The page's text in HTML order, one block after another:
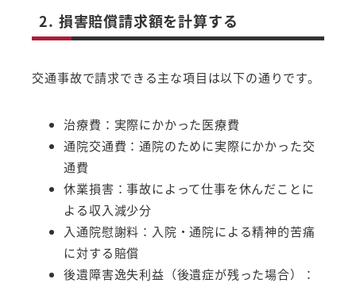
2. 損害賠償請求額を計算する
交通事故で請求できる主な項目は以下の通りです。
治療費：実際にかかった医療費
通院交通費：通院のために実際にかかった交
通費
休業損害：事故によって仕事を休んだことに
よる収入減少分
入通院慰謝料：入院・通院による精神的苦痛
に対する賠償
後遺障害逸失利益（後遺症が残った場合）：